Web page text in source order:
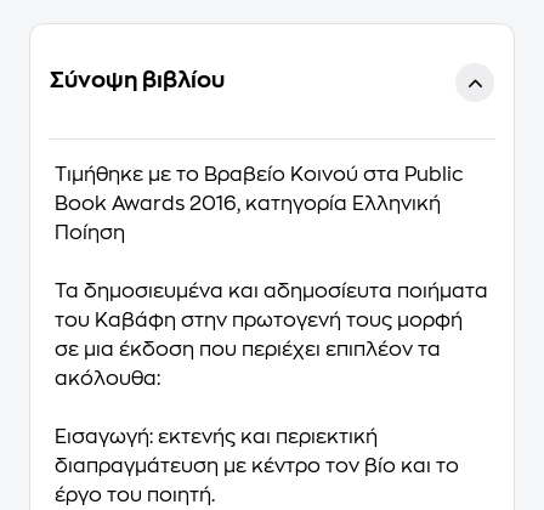
Σύνοψη βιβλίου
Τιμήθηκε με το Βραβείο Κοινού στα Public
Book Awards 2016, κατηγορία Ελληνική
Ποίηση
Τα δημοσιευμένα και αδημοσίευτα ποιήματα
του Καβάφη στην πρωτογενή τους μορφή
σε μια έκδοση που περιέχει επιπλέον τα
ακόλουθα:
Εισαγωγή: εκτενής και περιεκτική
διαπραγμάτευση με κέντρο τον βίο και το
έργο του ποιητή.